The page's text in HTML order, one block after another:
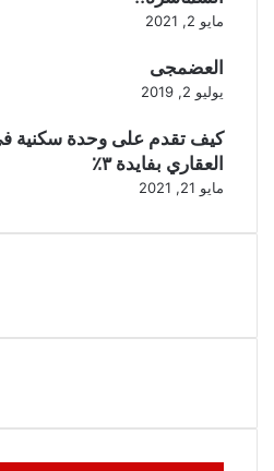
مايو 2, 2021
العضمجى
يوليو 2, 2019
كيف تقدم على وحدة سكنية
العقاري بفايدة ٣٪
مايو 21, 2021